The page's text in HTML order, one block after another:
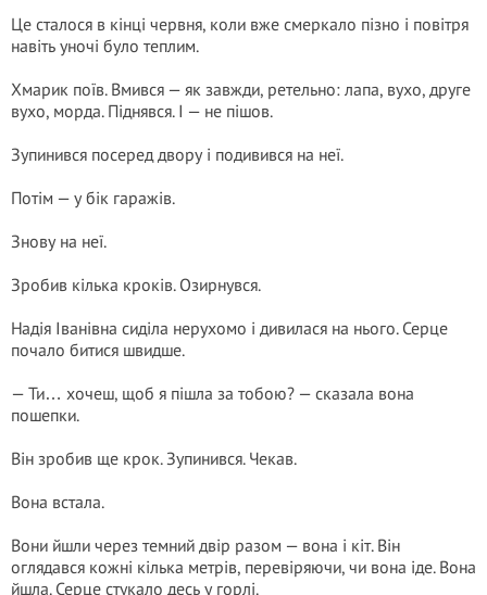
Це сталося в кінці червня, коли вже смеркало пізно і повітря
навіть уночі було теплим.
Хмарик поїв. Вмився — як завжди, ретельно: лапа, вухо, друге
вухо, морда. Піднявся. І — не пішов.
Зупинився посеред двору і подивився на неї.
Потім — у бік гаражів.
Знову на неї.
Зробив кілька кроків. Озирнувся.
Надія Іванівна сиділа нерухомо і дивилася на нього. Серце
почало битися швидше.
— Ти… хочеш, щоб я пішла за тобою? — сказала вона
пошепки.
Він зробив ще крок. Зупинився. Чекав.
Вона встала.
Вони йшли через темний двір разом — вона і кіт. Він
оглядався кожні кілька метрів, перевіряючи, чи вона іде. Вона
йшла. Серце стукало десь у горлі.